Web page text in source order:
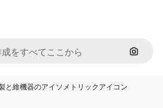
画像で
と維機器のアイソメトリックアイコン